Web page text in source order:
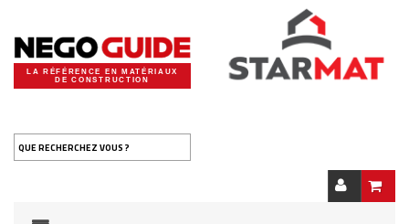
LA RÉFÉRENCE EN MATÉRIAUX
DE CONSTRUCTION
QUE RECHERCHEZ VOUS ?